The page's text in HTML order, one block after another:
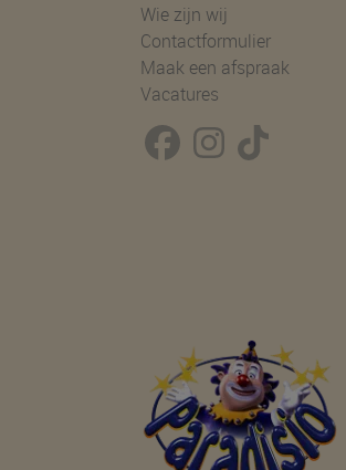
Wie zijn wij
Contactformulier
Maak een afspraak
Vacatures